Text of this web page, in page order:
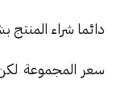
دائما شراء
سعر المجموعة